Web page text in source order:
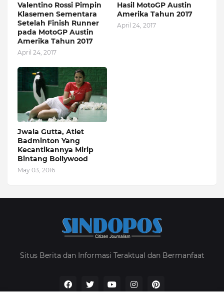
Valentino Rossi Pimpin
Klasemen Sementara
Setelah Finish Runner
pada MotoGP Austin
Amerika Tahun 2017
April 24, 2017
Hasil MotoGP Austin
Amerika Tahun 2017
April 24, 2017
Jwala Gutta, Atlet
Badminton Yang
Kecantikannya Mirip
Bintang Bollywood
May 03, 2016
Situs Berita dan Informasi Teraktual dan Bermanfaat